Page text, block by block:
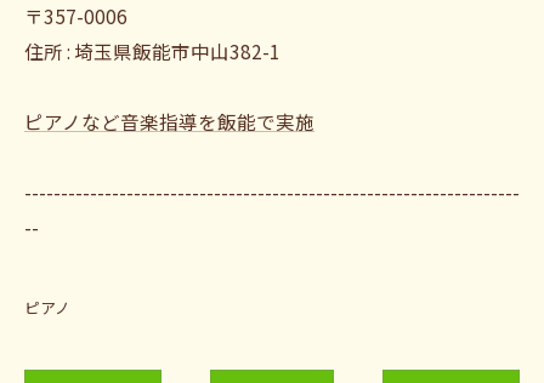
〒357-0006
住所 : 埼玉県飯能市中山382-1
ピアノなど音楽指導を飯能で実施
--------------------------------------------------------------------
--
ピアノ